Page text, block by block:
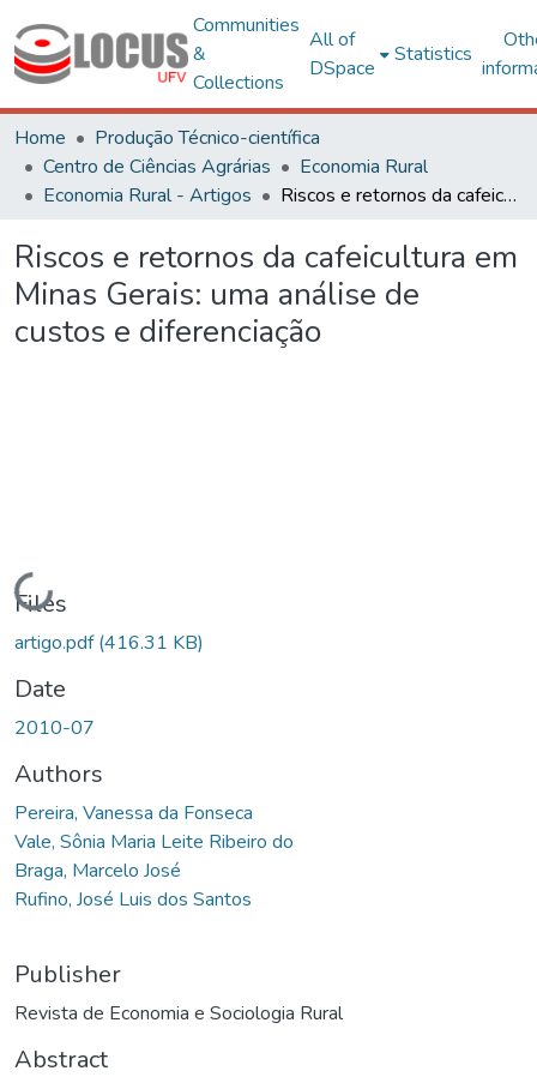
Communities
&
Collections
All of
DSpace
Statistics
Home
Produção Técnico-científica
Centro de Ciências Agrárias
Economia Rural
Economia Rural - Artigos
Riscos e retornos da cafeicultura em Minas Gerais: uma análise de custos e diferenciação
Riscos e retornos da cafeicultura em
Minas Gerais: uma análise de
custos e diferenciação
Loading...
Files
artigo.pdf(416.31 KB)
Date
2010-07
Authors
Pereira, Vanessa da Fonseca
Vale, Sônia Maria Leite Ribeiro do
Braga, Marcelo José
Rufino, José Luis dos Santos
Publisher
Revista de Economia e Sociologia Rural
Abstract